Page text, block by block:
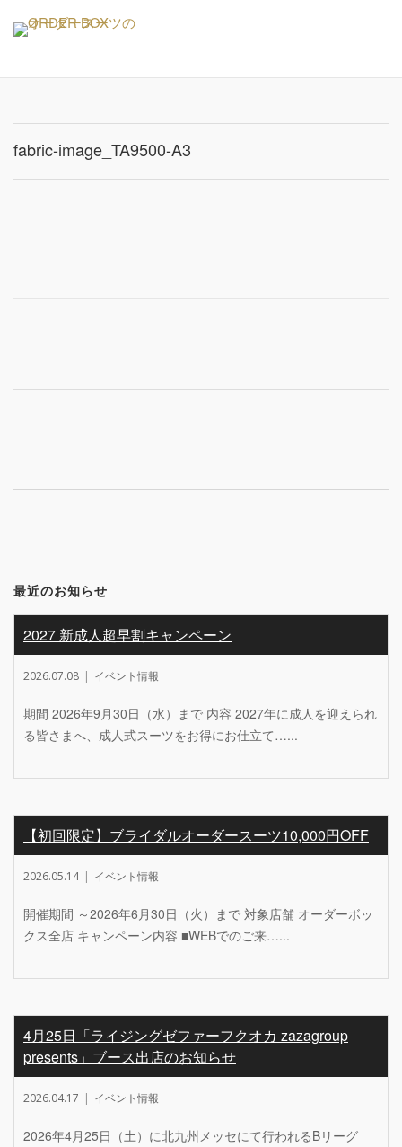
fabric-image_TA9500-A3
最近のお知らせ
2027 新成人超早割キャンペーン
2026.07.08 イベント情報
期間 2026年9月30日（水）まで 内容 2027年に成人を迎えられ
る皆さまへ、成人式スーツをお得にお仕立て…...
【初回限定】ブライダルオーダースーツ10,000円OFF
2026.05.14 イベント情報
開催期間 ～2026年6月30日（火）まで 対象店舗 オーダーボッ
クス全店 キャンペーン内容 ■WEBでのご来…...
4月25日「ライジングゼファーフクオカ zazagroup
presents」ブース出店のお知らせ
2026.04.17 イベント情報
2026年4月25日（土）に北九州メッセにて行われるBリーグ